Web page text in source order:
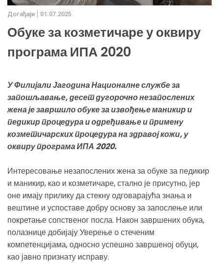
Дoгађаjи 01.07.2025.
Обуке за козметичаре у оквиру
програма ИПА 2020
У Филијали Јагодина Националне службе за
запошљавање, десет дугорочно незапослених
жена је завршило обуке за извођење маникир и
педикир процедура и одређивање и примену
козметичарских процедура на здравој кожи, у
оквиру програма ИПА 2020.
Интересовање незапослених жена за обуке за педикир
и маникир, као и козметичаре, стално је присутно, јер
оне имају прилику да стекну одговарајућа знања и
вештине и успоставе добру основу за запослење или
покретање сопственог посла. Након завршених обука,
полазнице добијају Уверење о стеченим
компетенцијама, односно успешно завршеној обуци,
као јавно признату исправу.